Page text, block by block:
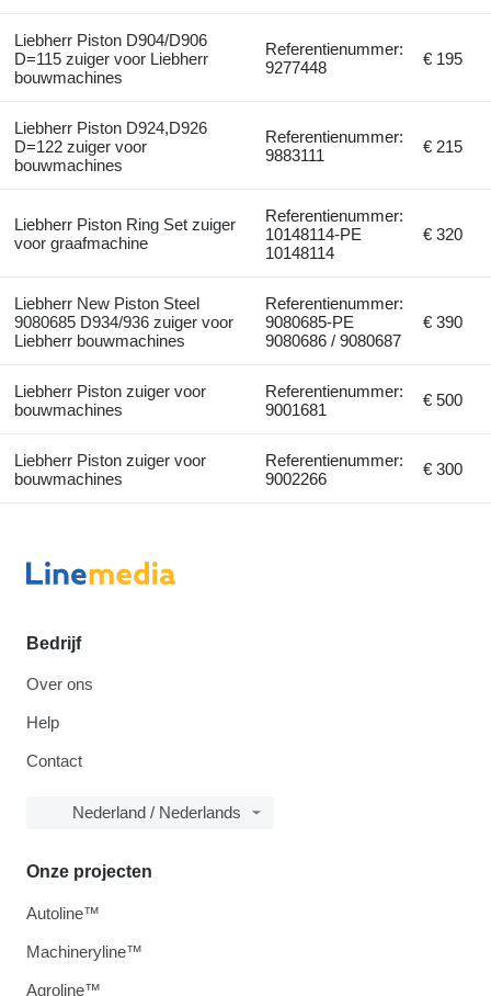
Liebherr Piston D904/D906
D=115 zuiger voor Liebherr
bouwmachines
Referentienummer:
9277448
€ 195
Liebherr Piston D924,D926
D=122 zuiger voor
bouwmachines
Referentienummer:
9883111
€ 215
Liebherr Piston Ring Set zuiger
voor graafmachine
Referentienummer:
10148114-PE
10148114
€ 320
Liebherr New Piston Steel
9080685 D934/936 zuiger voor
Liebherr bouwmachines
Referentienummer:
9080685-PE
9080686 / 9080687
€ 390
Liebherr Piston zuiger voor
bouwmachines
Referentienummer:
9001681
€ 500
Liebherr Piston zuiger voor
bouwmachines
Referentienummer:
9002266
€ 300
Bedrijf
Over ons
Help
Contact
Nederland / Nederlands
Onze projecten
Autoline™
Machineryline™
Agroline™